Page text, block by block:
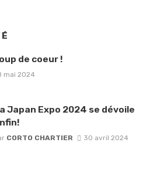
de coeur !
mai 2024
Japan Expo 2024 se dévoile
CORTO CHARTIER 30 avril 2024